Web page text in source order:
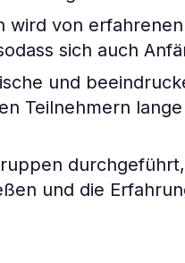
wird von
sich auch
und
Teilnehmern
und die